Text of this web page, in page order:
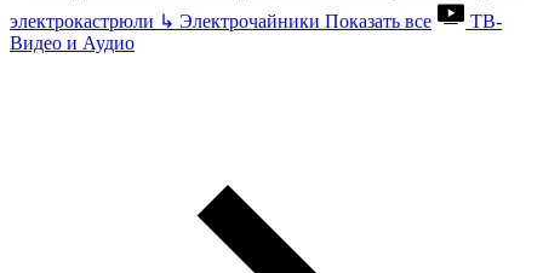
электрокастрюли ↳ Электрочайники Показать все
ТВ-
Видео и Аудио